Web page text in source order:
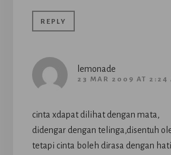
REPLY
lemonade
23 MAR 2009 AT 2:24
cinta xdapat dilihat dengan mata,
didengar dengan telinga,disentuh
tetapi cinta boleh dirasa dengan